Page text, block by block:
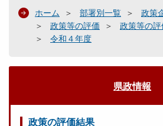
ホーム 部署別一覧 政策
政策等の評価
政策等の
令和４年度
県政情報
政策の評価結果